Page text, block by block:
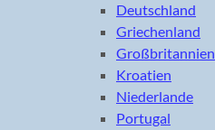
Deutschland
Griechenland
Großbritannien
Kroatien
Niederlande
Portugal